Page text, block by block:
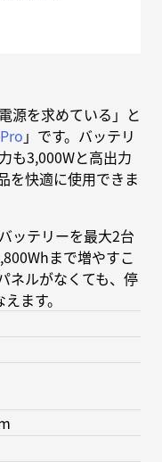
源を求めている」と
」です。バッテリ
も3,000Wと高出力
を快適に使用できま
ッテリーを最大2台
まで増やすこ
ネルがなくても、停
ます。